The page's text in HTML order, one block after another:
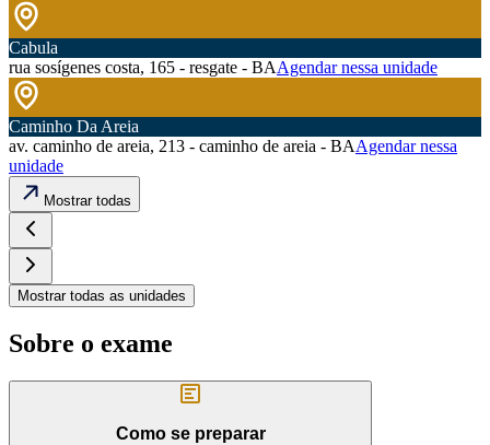
Cabula
rua sosígenes costa, 165 - resgate - BAAgendar nessa unidade
Caminho Da Areia
av. caminho de areia, 213 - caminho de areia - BAAgendar nessa
unidade
Mostrar todas
Mostrar todas as unidades
Sobre o exame
Como se preparar